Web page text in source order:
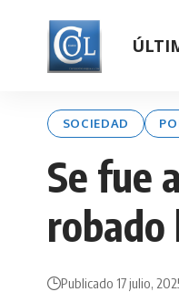
SOCIEDAD
Se fue
robado
Publicado 17 julio,